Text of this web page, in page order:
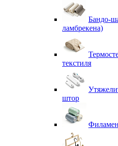
Бандо-
ламбрекена)
текстиля
штор